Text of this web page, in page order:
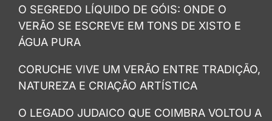
O SEGREDO LÍQUIDO DE GÓIS: ONDE O
VERÃO SE ESCREVE EM TONS DE XISTO E
ÁGUA PURA
CORUCHE VIVE UM VERÃO ENTRE TRADIÇÃO,
NATUREZA E CRIAÇÃO ARTÍSTICA
O LEGADO JUDAICO QUE COIMBRA VOLTOU A